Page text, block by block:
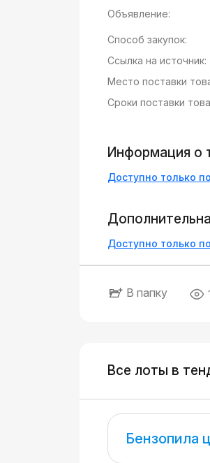
Объявление:
Способ закупок:
Ссылка на источник:
Место поставки
Сроки поставки
Информация о
Доступно только
Доступно только
В папку
Все лоты в
Бензопила